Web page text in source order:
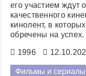
его участием ждут
качественного
кинолент, в
обречены на успех.
1996
Фильмы и сериалы